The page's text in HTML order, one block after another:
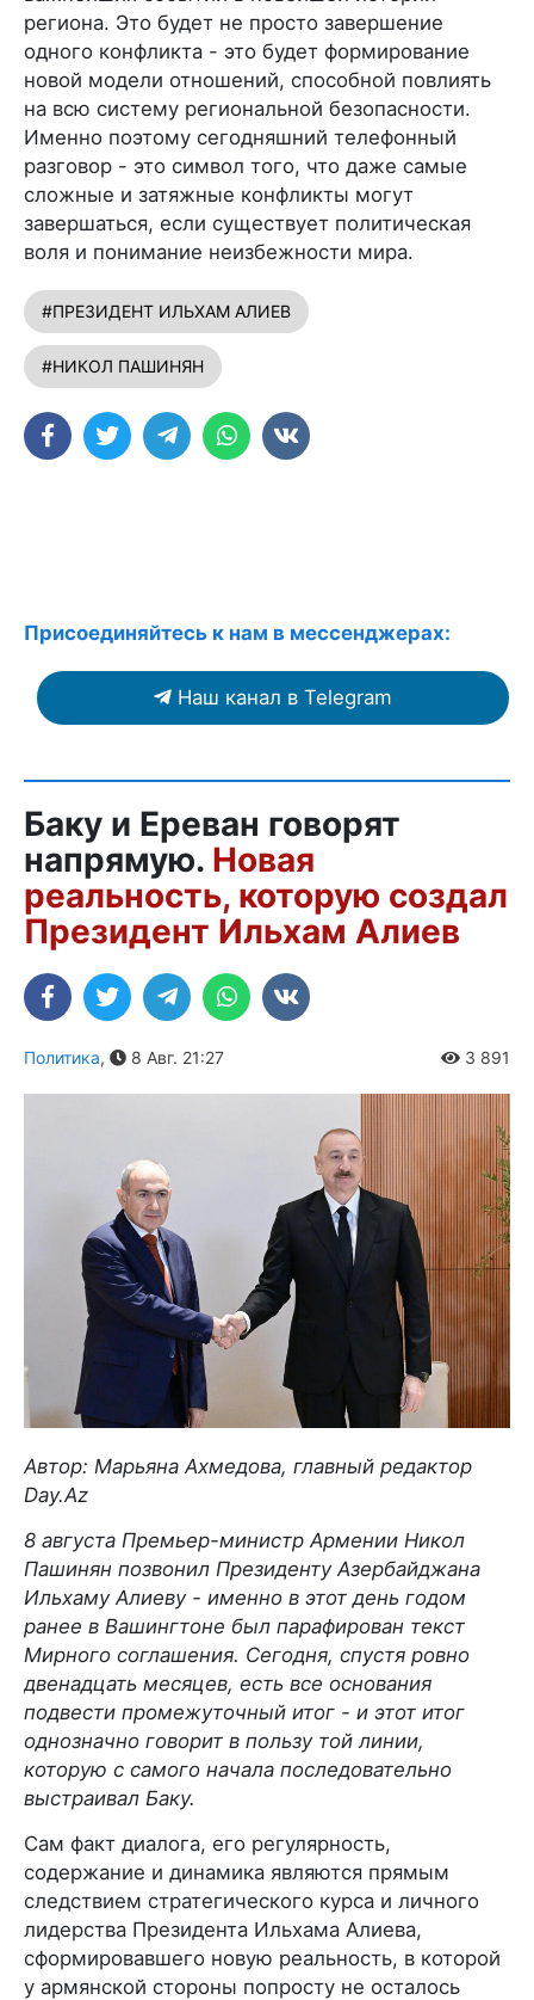
региона. Это будет не просто завершение
одного конфликта - это будет формирование
новой модели отношений, способной повлиять
на всю систему региональной безопасности.
Именно поэтому сегодняшний телефонный
разговор - это символ того, что даже самые
сложные и затяжные конфликты могут
завершаться, если существует политическая
воля и понимание неизбежности мира.
#ПРЕЗИДЕНТ ИЛЬХАМ АЛИЕВ
#НИКОЛ ПАШИНЯН
Присоединяйтесь к нам в мессенджерах:
Наш канал в Telegram
Баку и Ереван говорят
напрямую. Новая
реальность, которую создал
Президент Ильхам Алиев
Политика, 8 Авг. 21:27 3 891
Автор: Марьяна Ахмедова, главный редактор
Day.Az
8 августа Премьер-министр Армении Никол
Пашинян позвонил Президенту Азербайджана
Ильхаму Алиеву - именно в этот день годом
ранее в Вашингтоне был парафирован текст
Мирного соглашения. Сегодня, спустя ровно
двенадцать месяцев, есть все основания
подвести промежуточный итог - и этот итог
однозначно говорит в пользу той линии,
которую с самого начала последовательно
выстраивал Баку.
Сам факт диалога, его регулярность,
содержание и динамика являются прямым
следствием стратегического курса и личного
лидерства Президента Ильхама Алиева,
сформировавшего новую реальность, в которой
у армянской стороны попросту не осталось